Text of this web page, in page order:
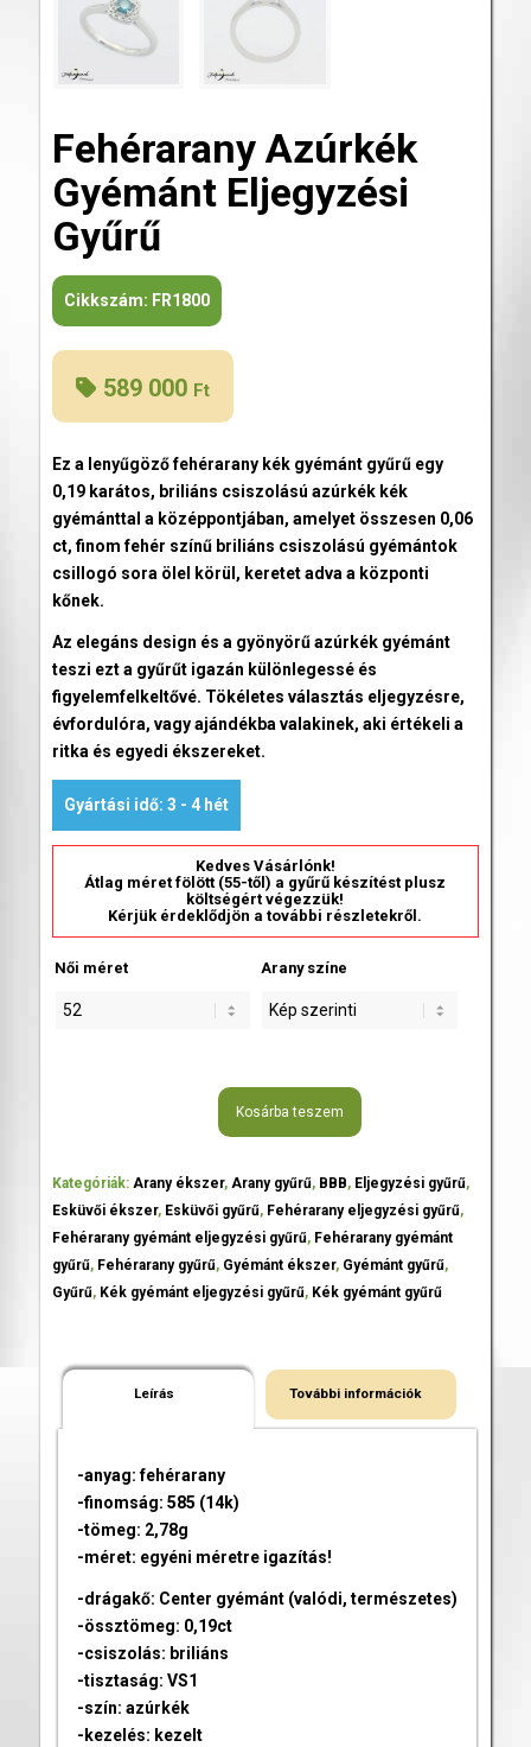
Fehérarany Azúrkék
Gyémánt Eljegyzési
Gyűrű
Cikkszám: FR1800
589 000 Ft
Ez a lenyűgöző fehérarany kék gyémánt gyűrű egy
0,19 karátos, briliáns csiszolású azúrkék kék
gyémánttal a középpontjában, amelyet összesen 0,06
ct, finom fehér színű briliáns csiszolású gyémántok
csillogó sora ölel körül, keretet adva a központi
kőnek.
Az elegáns design és a gyönyörű azúrkék gyémánt
teszi ezt a gyűrűt igazán különlegessé és
figyelemfelkeltővé. Tökéletes választás eljegyzésre,
évfordulóra, vagy ajándékba valakinek, aki értékeli a
ritka és egyedi ékszereket.
Gyártási idő: 3 - 4 hét
Kedves Vásárlónk!
Átlag méret fölött (55-től) a gyűrű készítést plusz
költségért végezzük!
Kérjük érdeklődjön a további részletekről.
Női méret Arany színe
Kosárba teszem
Kategóriák: Arany ékszer, Arany gyűrű, BBB, Eljegyzési gyűrű,
Esküvői ékszer, Esküvői gyűrű, Fehérarany eljegyzési gyűrű,
Fehérarany gyémánt eljegyzési gyűrű, Fehérarany gyémánt
gyűrű, Fehérarany gyűrű, Gyémánt ékszer, Gyémánt gyűrű,
Gyűrű, Kék gyémánt eljegyzési gyűrű, Kék gyémánt gyűrű
Leírás További információk
-anyag: fehérarany
-finomság: 585 (14k)
-tömeg: 2,78g
-méret: egyéni méretre igazítás!
-drágakő: Center gyémánt (valódi, természetes)
-össztömeg: 0,19ct
-csiszolás: briliáns
-tisztaság: VS1
-szín: azúrkék
-kezelés: kezelt